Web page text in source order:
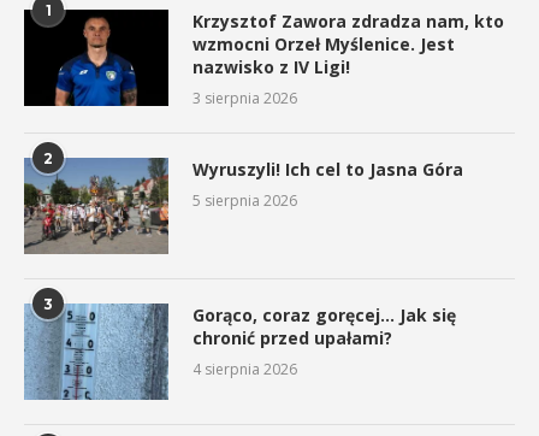
1
Krzysztof Zawora zdradza nam, kto
wzmocni Orzeł Myślenice. Jest
nazwisko z IV Ligi!
3 sierpnia 2026
2 Wyruszyli! Ich cel to Jasna Góra
5 sierpnia 2026
3
Gorąco, coraz goręcej… Jak się
chronić przed upałami?
4 sierpnia 2026